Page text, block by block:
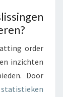
order
inzichten
Door